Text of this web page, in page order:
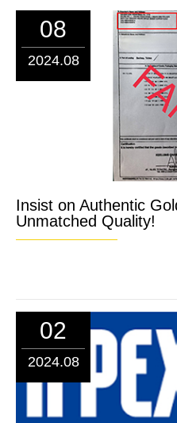
08
2024.08
Insist on Authentic
Unmatched Quality!
02
2024.08